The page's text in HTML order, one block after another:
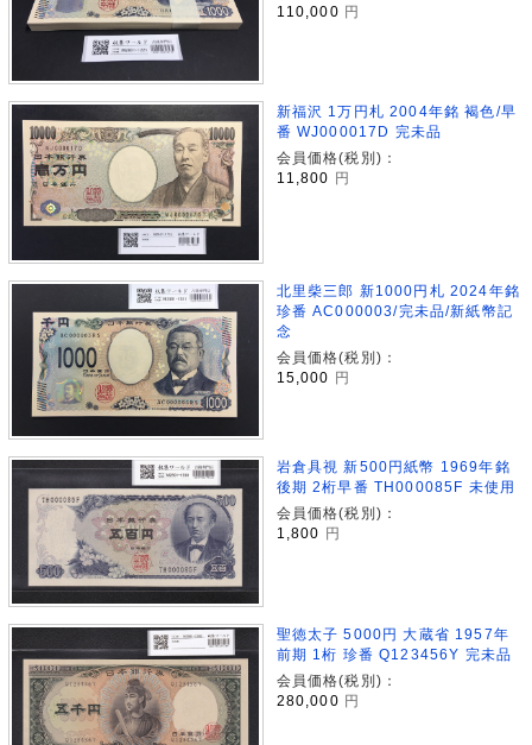
110,000 円
新福沢 1万円札 2004年銘 褐色/早
番 WJ000017D 完未品
会員価格(税別)：
11,800
円
北里柴三郎 新1000円札 2024年銘
珍番 AC000003/完未品/新紙幣記
念
会員価格(税別)：
15,000 円
岩倉具視 新500円紙幣 1969年銘
後期 2桁早番 TH000085F 未使用
会員価格(税別)：
1,800 円
聖徳太子 5000円 大蔵省 1957年
前期 1桁 珍番 Q123456Y 完未品
会員価格(税別)：
280,000 円